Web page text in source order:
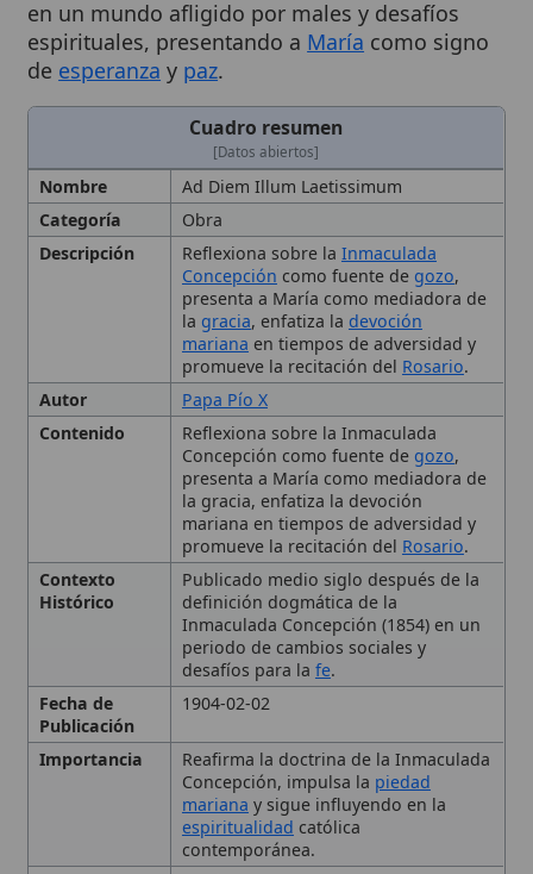
Cuadro resumen
Nombre Ad Diem Illum Laetissimum
Obra
Reflexiona sobre laInmaculada
Concepcióncomo fuente degozo,
presenta a María como mediadora de
gracia
marianaen tiempos de adversidad y
promueve la recitación delRosario.
Papa Pío X
Reflexiona sobre la Inmaculada
Concepción como fuente degozo,
presenta a María como mediadora de
la gracia, enfatiza la devoción
mariana en tiempos de adversidad y
promueve la recitación delRosario.
Publicado medio siglo después de la
definición dogmática de la
Inmaculada Concepción (1854) en un
periodo de cambios sociales y
desafíos para lafe.
Fecha de
Publicación
1904-02-02
Importancia
Reafirma la doctrina de la Inmaculada
Concepción, impulsa lapiedad
marianay sigue influyendo en la
espiritualidadcatólica
contemporánea.
Mensaje
mediadora, es señal deesperanzay
paz; ladevocióna ella conduce a una
mayor unión con Cristo.
Conmemoración del 50.o aniversario
deldogmade la Inmaculada
Concepción y promoción de la
🙏 Bienvenido a Wikitólica
Esta enciclopedia es un recurso privado de referencia sin
imprimatur. No sustituye al Catecismo, a la Sagrada